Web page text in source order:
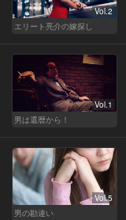
Vol.2
エリート亮介の嫁探し
Vol.1
男は還暦から！
Vol.5
男の勘違い